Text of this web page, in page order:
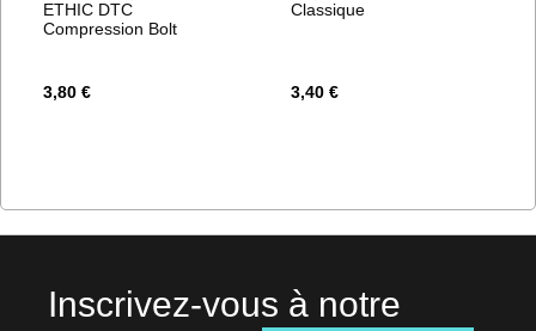
ETHIC DTC
Compression Bolt
3,80 €
Classique
3,40 €
Inscrivez-vous à notre